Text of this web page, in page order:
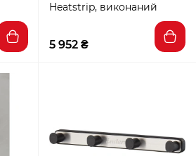
Heatstrip, виконаний
5 952 ₴